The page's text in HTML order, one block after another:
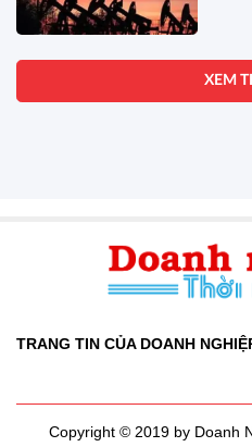
XEM
TRANG TIN CỦA DOANH
Copyright © 2019 by Doanh